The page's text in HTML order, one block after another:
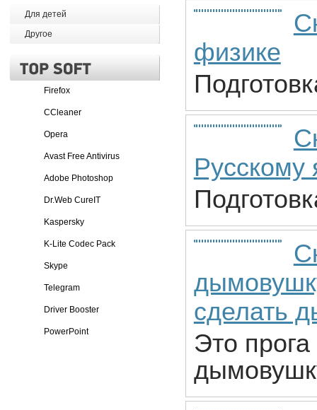
Для детей
Другое
Firefox
CCleaner
Opera
Avast Free Antivirus
Adobe Photoshop
Dr.Web CureIT
Kaspersky
K-Lite Codec Pack
Skype
Telegram
Driver Booster
PowerPoint
физике
Русскому
сделать
Это прога